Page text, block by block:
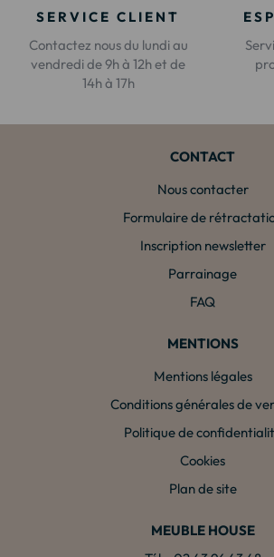
SERVICE CLIENT
Contactez nous du lundi au
vendredi de 9h à 12h et de
14h à 17h
CONTACT
Nous contacter
Formulaire de
Inscription newsletter
Parrainage
FAQ
MENTIONS
Mentions légales
Conditions générales de
Politique de
Cookies
Plan de site
MEUBLE HOUSE